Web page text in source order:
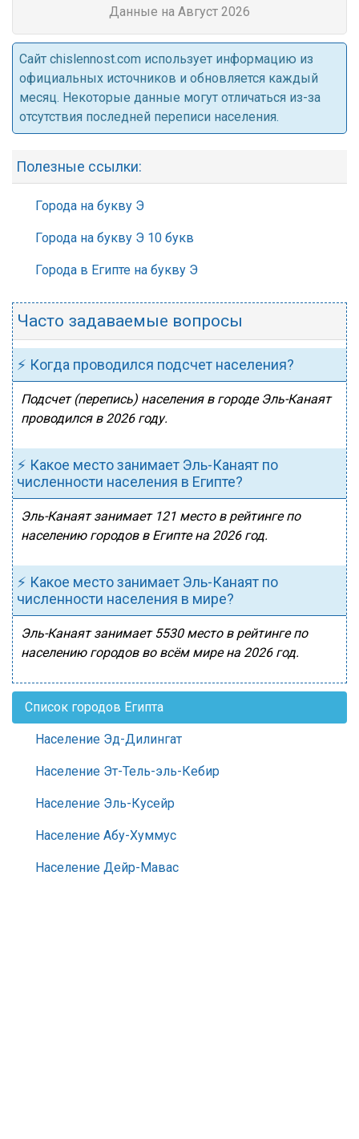
Данные на Август 2026
Cайт chislennost.com использует информацию из
официальных источников и обновляется каждый
месяц. Некоторые данные могут отличаться из-за
отсутствия последней переписи населения.
Полезные ссылки:
Города на букву Э
Города на букву Э 10 букв
Города в Египте на букву Э
Часто задаваемые вопросы
⚡ Когда проводился подсчет населения?
Подсчет (перепись) населения в городе Эль-Канаят
проводился в 2026 году.
⚡ Какое место занимает Эль-Канаят по
численности населения в Египте?
Эль-Канаят занимает 121 место в рейтинге по
населению городов в Египте на 2026 год.
⚡ Какое место занимает Эль-Канаят по
численности населения в мире?
Эль-Канаят занимает 5530 место в рейтинге по
населению городов во всём мире на 2026 год.
Список городов Египта
Население Эд-Дилингат
Население Эт-Тель-эль-Кебир
Население Эль-Кусейр
Население Абу-Хуммус
Население Дейр-Мавас